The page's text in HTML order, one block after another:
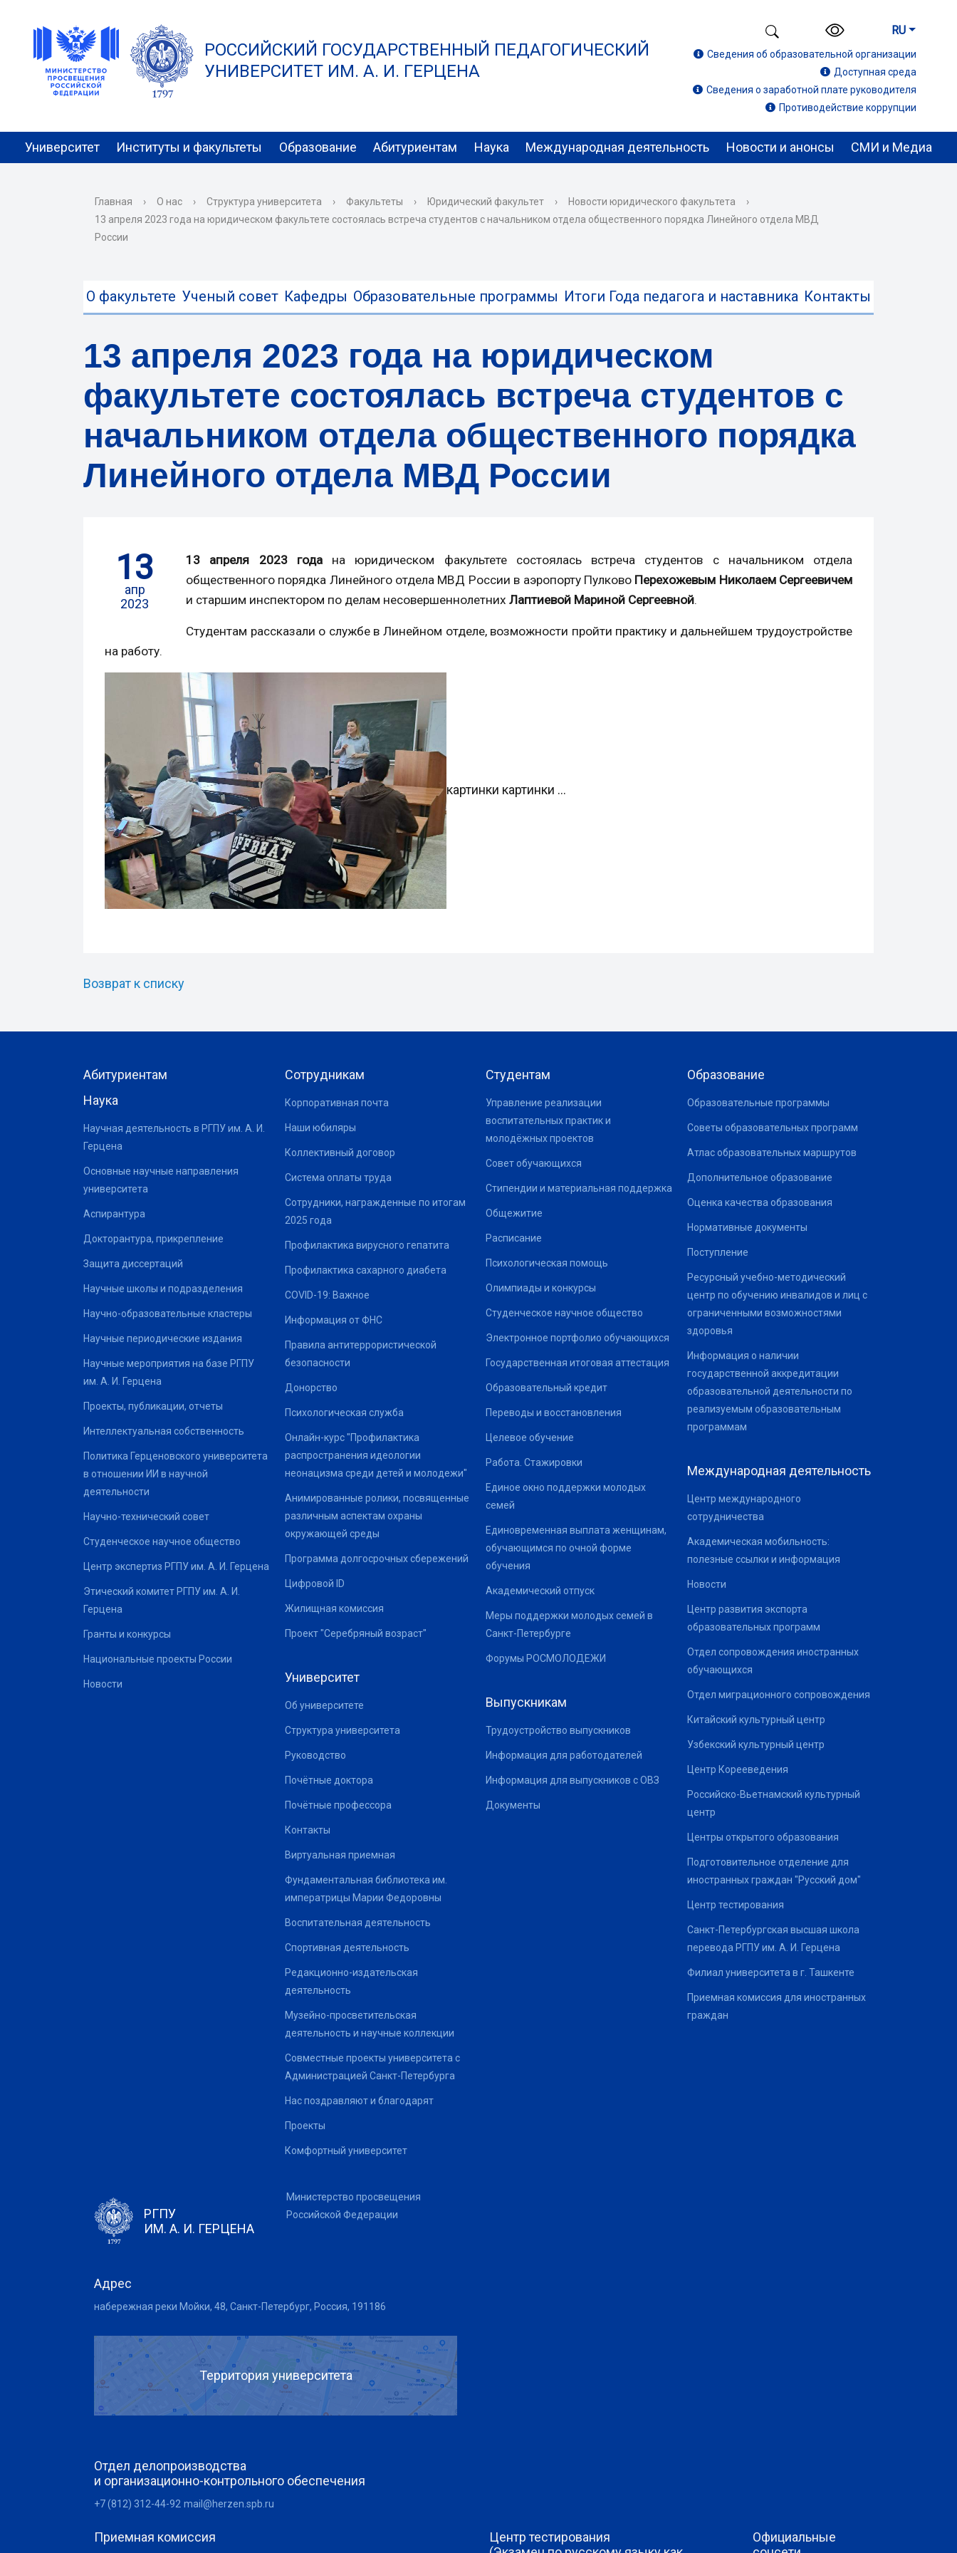
РОССИЙСКИЙ ГОСУДАРСТВЕННЫЙ ПЕДАГОГИЧЕСКИЙ
УНИВЕРСИТЕТ ИМ. А. И. ГЕРЦЕНА
RU
Сведения об образовательной организации
Доступная среда
Сведения о заработной плате руководителя
Противодействие коррупции
Университет Институты и факультеты Образование Абитуриентам Наука Международная деятельность Новости и анонсы СМИ и Медиа
Главная › О нас › Структура университета › Факультеты › Юридический факультет › Новости юридического факультета
›
13 апреля 2023 года на юридическом факультете состоялась встреча студентов с начальником отдела общественного порядка Линейного отдела МВД
России
О факультете Ученый совет Кафедры Образовательные программы Итоги Года педагога и наставника Контакты
13 апреля 2023 года на юридическом
факультете состоялась встреча студентов с
начальником отдела общественного порядка
Линейного отдела МВД России
13
апр
2023
13 апреля 2023 года на юридическом факультете состоялась встреча студентов с начальником отдела
общественного порядка Линейного отдела МВД России в аэропорту Пулково Перехожевым Николаем Сергеевичем
и старшим инспектором по делам несовершеннолетних Лаптиевой Мариной Сергеевной.
Студентам рассказали о службе в Линейном отделе, возможности пройти практику и дальнейшем трудоустройстве
на работу.
картинки картинки ...
Возврат к списку
Абитуриентам
Наука
Научная деятельность в РГПУ им. А. И.
Герцена
Основные научные направления
университета
Аспирантура
Докторантура, прикрепление
Защита диссертаций
Научные школы и подразделения
Научно-образовательные кластеры
Научные периодические издания
Научные мероприятия на базе РГПУ
им. А. И. Герцена
Проекты, публикации, отчеты
Интеллектуальная собственность
Политика Герценовского университета
в отношении ИИ в научной
деятельности
Научно-технический совет
Студенческое научное общество
Центр экспертиз РГПУ им. А. И. Герцена
Этический комитет РГПУ им. А. И.
Герцена
Гранты и конкурсы
Национальные проекты России
Новости
Сотрудникам
Корпоративная почта
Наши юбиляры
Коллективный договор
Система оплаты труда
Сотрудники, награжденные по итогам
2025 года
Профилактика вирусного гепатита
Профилактика сахарного диабета
COVID-19: Важное
Информация от ФНС
Правила антитеррористической
безопасности
Донорство
Психологическая служба
Онлайн-курс "Профилактика
распространения идеологии
неонацизма среди детей и молодежи"
Анимированные ролики, посвященные
различным аспектам охраны
окружающей среды
Программа долгосрочных сбережений
Цифровой ID
Жилищная комиссия
Проект "Серебряный возраст"
Университет
Об университете
Структура университета
Руководство
Почётные доктора
Почётные профессора
Контакты
Виртуальная приемная
Фундаментальная библиотека им.
императрицы Марии Федоровны
Воспитательная деятельность
Спортивная деятельность
Редакционно-издательская
деятельность
Музейно-просветительская
деятельность и научные коллекции
Совместные проекты университета с
Администрацией Санкт-Петербурга
Нас поздравляют и благодарят
Проекты
Комфортный университет
Студентам
Управление реализации
воспитательных практик и
молодёжных проектов
Совет обучающихся
Стипендии и материальная поддержка
Общежитие
Расписание
Психологическая помощь
Олимпиады и конкурсы
Студенческое научное общество
Электронное портфолио обучающихся
Государственная итоговая аттестация
Образовательный кредит
Переводы и восстановления
Целевое обучение
Работа. Стажировки
Единое окно поддержки молодых
семей
Единовременная выплата женщинам,
обучающимся по очной форме
обучения
Академический отпуск
Меры поддержки молодых семей в
Санкт-Петербурге
Форумы РОСМОЛОДЕЖИ
Выпускникам
Трудоустройство выпускников
Информация для работодателей
Информация для выпускников с ОВЗ
Документы
Образование
Образовательные программы
Советы образовательных программ
Атлас образовательных маршрутов
Дополнительное образование
Оценка качества образования
Нормативные документы
Поступление
Ресурсный учебно-методический
центр по обучению инвалидов и лиц с
ограниченными возможностями
здоровья
Информация о наличии
государственной аккредитации
образовательной деятельности по
реализуемым образовательным
программам
Международная деятельность
Центр международного
сотрудничества
Академическая мобильность:
полезные ссылки и информация
Новости
Центр развития экспорта
образовательных программ
Отдел сопровождения иностранных
обучающихся
Отдел миграционного сопровождения
Китайский культурный центр
Узбекский культурный центр
Центр Корееведения
Российско-Вьетнамский культурный
центр
Центры открытого образования
Подготовительное отделение для
иностранных граждан "Русский дом"
Центр тестирования
Санкт-Петербургская высшая школа
перевода РГПУ им. А. И. Герцена
Филиал университета в г. Ташкенте
Приемная комиссия для иностранных
граждан
РГПУ
ИМ. А. И. ГЕРЦЕНА
Министерство просвещения
Российской Федерации
Адрес
набережная реки Мойки, 48, Санкт-Петербург, Россия, 191186
Территория университета
Отдел делопроизводства
и организационно-контрольного обеспечения
+7 (812) 312-44-92 mail@herzen.spb.ru
Приемная комиссия
Центр тестирования
Официальные